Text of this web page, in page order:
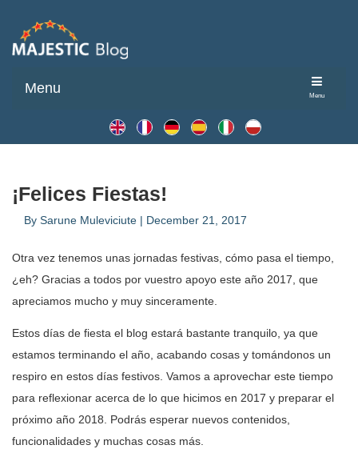
Menu
Menu
¡Felices Fiestas!
By Sarune Muleviciute | December 21, 2017
Otra vez tenemos unas jornadas festivas, cómo pasa el tiempo,
¿eh? Gracias a todos por vuestro apoyo este año 2017, que
apreciamos mucho y muy sinceramente.
Estos días de fiesta el blog estará bastante tranquilo, ya que
estamos terminando el año, acabando cosas y tomándonos un
respiro en estos días festivos. Vamos a aprovechar este tiempo
para reflexionar acerca de lo que hicimos en 2017 y preparar el
próximo año 2018. Podrás esperar nuevos contenidos,
funcionalidades y muchas cosas más.